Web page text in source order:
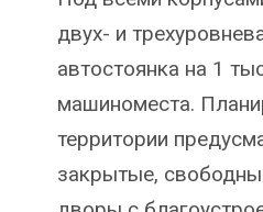
двух- и
автостоянка на 1
машиноместа.
территории
закрытые,